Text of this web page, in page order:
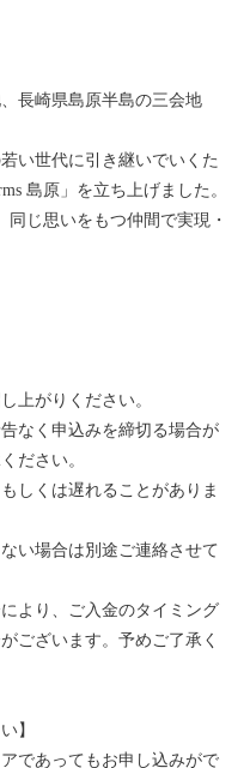
長崎県島原半島の三会地
い世代に引き継いでいくた
島原」を立ち上げました。
じ思いをもつ仲間で実現・
上がりください。
なく申込みを締切る場合が
ださい。
しくは遅れることがありま
い場合は別途ご連絡させて
より、ご入金のタイミング
ございます。予めご了承く
】
であってもお申し込みがで